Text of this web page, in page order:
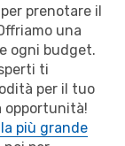
prenotare il
una
ogni budget.
ti
per il tuo
opportunità!
più grande